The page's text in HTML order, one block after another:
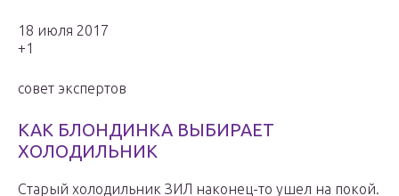
18 июля 2017
+1
совет экспертов
КАК БЛОНДИНКА ВЫБИРАЕТ
ХОЛОДИЛЬНИК
Старый холодильник ЗИЛ наконец-то ушел на покой.